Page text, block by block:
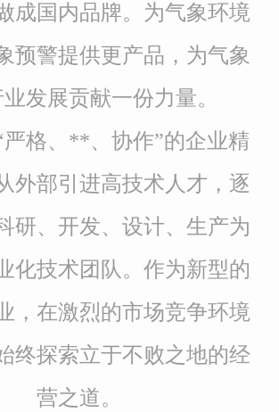
成国内品牌。为气象环境
预警提供更产品，为气象
发展贡献一份力量。
严格、**、协作”的企业精
外部引进高技术人才，逐
研、开发、设计、生产为
化技术团队。作为新型的
，在激烈的市场竞争环境
终探索立于不败之地的经
营之道。